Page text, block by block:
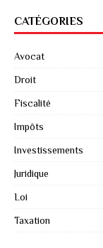
CATÉGORIES
Avocat
Droit
Fiscalité
Impôts
Investissements
Juridique
Loi
Taxation